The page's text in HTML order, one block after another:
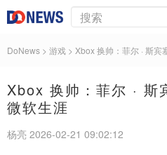
DoNews > 游戏 > Xbox 换帅：菲尔 · 斯
Xbox 换帅：菲尔 · 斯
微软生涯
杨亮 2026-02-21 09:02:12